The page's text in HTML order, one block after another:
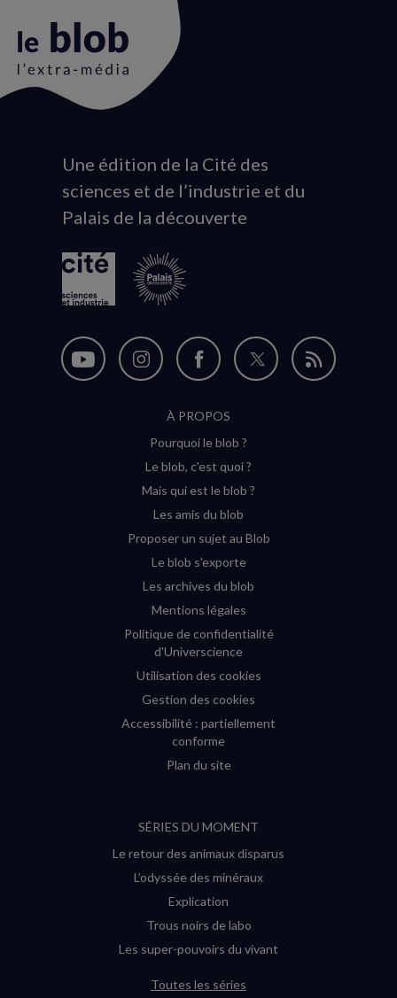
Animation
du
logo
Une édition de la Cité des
sciences et de l’industrie et du
Palais de la découverte
Nous
Nous
Instagram
(nouvelle
Nous
sur
Facebook
(nouvelle
Nous
Flux
À PROPOS
Pourquoi le blob ?
Le blob, c'est quoi ?
Mais qui est le blob ?
Les amis du blob
Proposer un sujet au Blob
Le blob s'exporte
Les archives du blob
Mentions légales
Politique de confidentialité
d'Universcience
Utilisation des cookies
Gestion des cookies
Accessibilité : partiellement
conforme
Plan du site
SÉRIES DU MOMENT
Le retour des animaux disparus
L’odyssée des minéraux
Explication
Trous noirs de labo
Les super-pouvoirs du vivant
Toutes les séries